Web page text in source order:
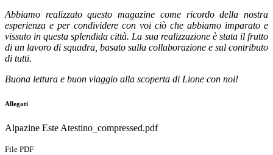
Abbiamo realizzato questo magazine come ricordo della nostra
esperienza e per condividere con voi ciò che abbiamo imparato e
vissuto in questa splendida città. La sua realizzazione è stata il frutto
di un lavoro di squadra, basato sulla collaborazione e sul contributo
di tutti.
Buona lettura e buon viaggio alla scoperta di Lione con noi!
Allegati
Alpazine Este Atestino_compressed.pdf
File PDF